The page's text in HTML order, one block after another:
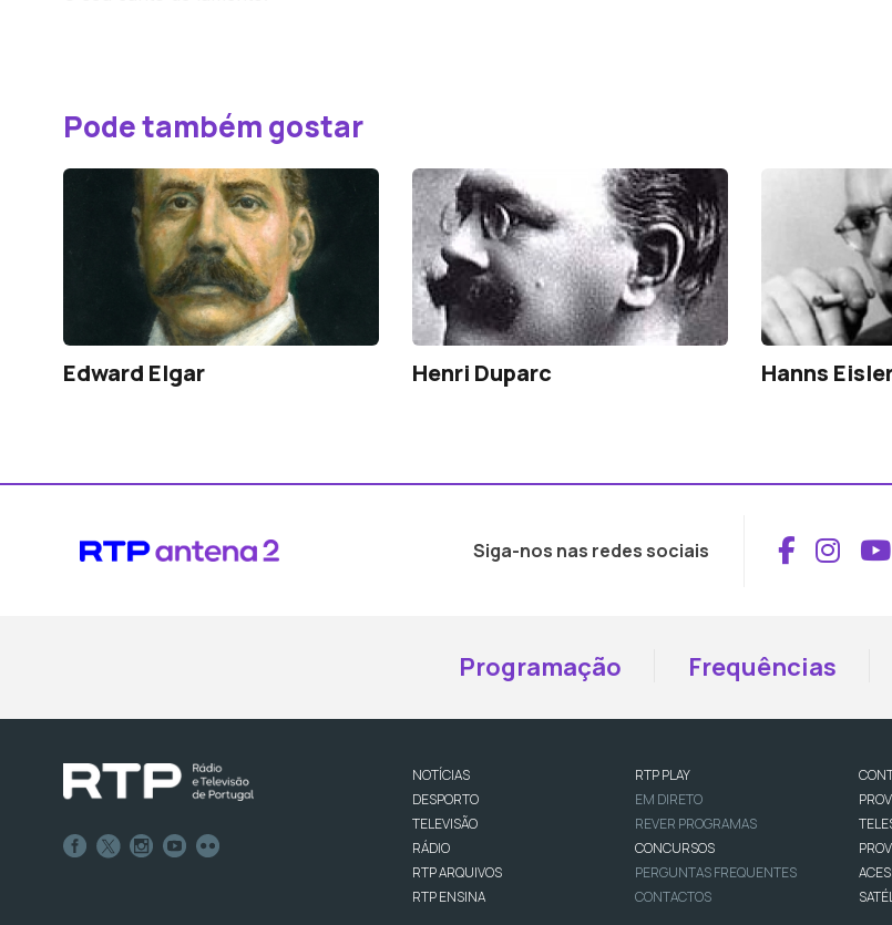
Pode também gostar
Edward Elgar Henri Duparc Hanns
Siga-nos nas redes sociais
Programação Frequências
NOTÍCIAS
DESPORTO
TELEVISÃO
RÁDIO
RTP ARQUIVOS
RTP ENSINA
RTP PLAY
EM DIRETO
REVER PROGRAMAS
CONCURSOS
PERGUNTAS FREQUENTES
CONTACTOS